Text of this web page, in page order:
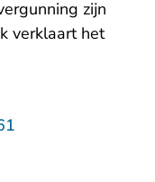
zijn
verklaart het